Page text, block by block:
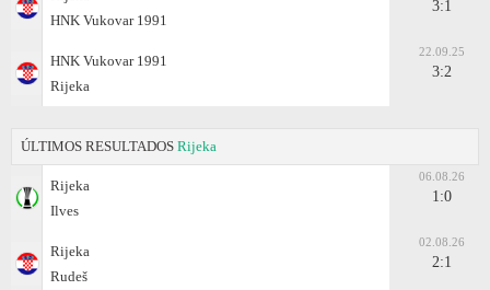
HNK Vukovar 1991
3:1
HNK Vukovar 1991
Rijeka
22.09.25
3:2
ÚLTIMOS RESULTADOS Rijeka
Rijeka
Ilves
06.08.26
1:0
Rijeka
Rudeš
02.08.26
2:1